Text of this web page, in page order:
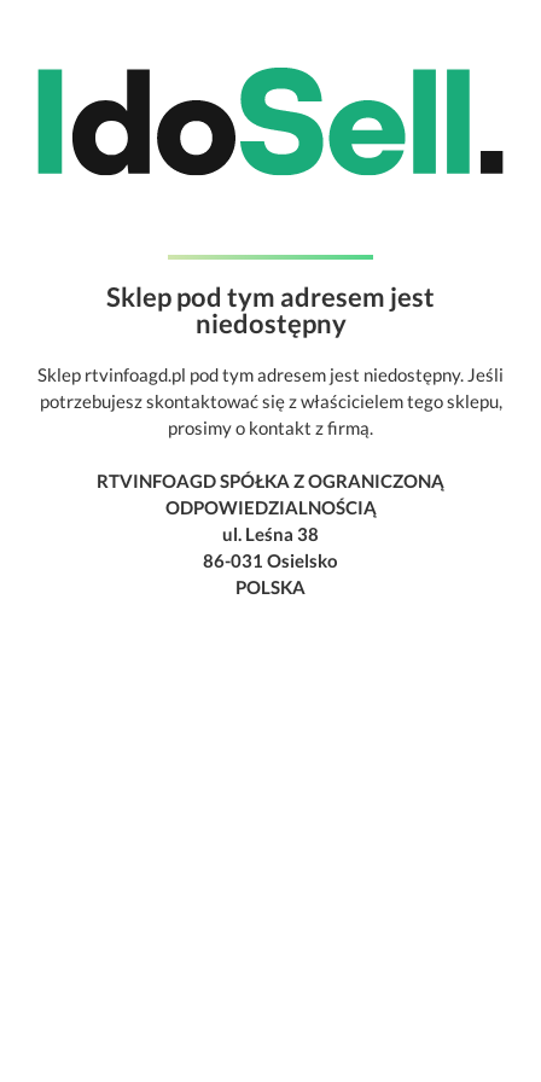
Sklep pod tym adresem jest
niedostępny
Sklep rtvinfoagd.pl pod tym adresem jest niedostępny. Jeśli
potrzebujesz skontaktować się z właścicielem tego sklepu,
prosimy o kontakt z firmą.
RTVINFOAGD SPÓŁKA Z OGRANICZONĄ
ODPOWIEDZIALNOŚCIĄ
ul. Leśna 38
86-031 Osielsko
POLSKA